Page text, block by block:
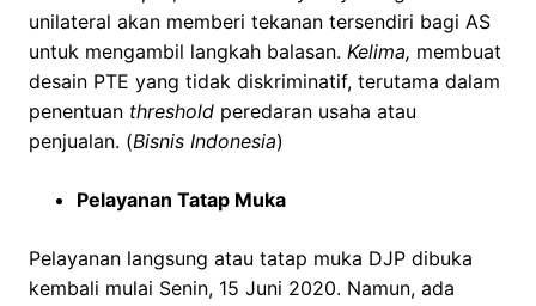
unilateral akan memberi tekanan tersendiri bagi AS
untuk mengambil langkah balasan. Kelima, membuat
desain PTE yang tidak diskriminatif, terutama dalam
penentuan threshold peredaran usaha atau
penjualan. (Bisnis Indonesia)
Pelayanan Tatap Muka
Pelayanan langsung atau tatap muka DJP dibuka
kembali mulai Senin, 15 Juni 2020. Namun, ada